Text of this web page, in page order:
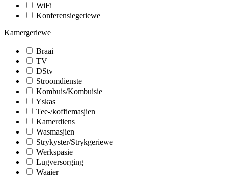
WiFi
Konferensiegeriewe
Kamergeriewe
Braai
TV
DStv
Stroomdienste
Kombuis/Kombuisie
Yskas
Tee-/koffiemasjien
Kamerdiens
Wasmasjien
Strykyster/Strykgeriewe
Werkspasie
Lugversorging
Waaier